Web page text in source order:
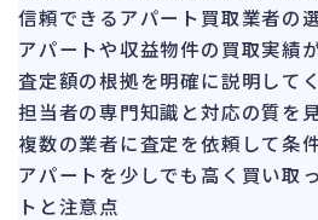
換価・競売 55
信頼できるアパート買取業者の
アパートや収益物件の買取実績
査定額の根拠を明確に説明して
担当者の専門知識と対応の質を
複数の業者に査定を依頼して条
アパートを少しでも高く買い取
トと注意点